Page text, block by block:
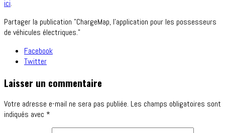
ici.
Partager la publication "ChargeMap, l’application pour les possesseurs
de véhicules électriques."
Facebook
Twitter
Laisser un commentaire
Votre adresse e-mail ne sera pas publiée. Les champs obligatoires sont
indiqués avec *